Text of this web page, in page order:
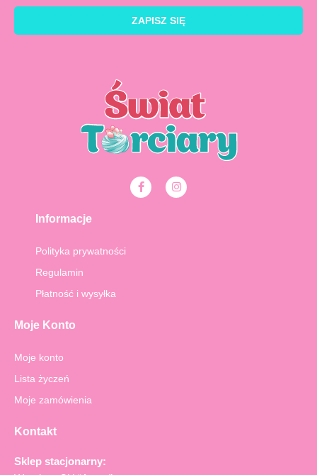
ZAPISZ SIĘ
F
a
I
n
Informacje
Polityka prywatności
Regulamin
Płatność i wysyłka
Moje Konto
Moje konto
Lista życzeń
Moje zamówienia
Kontakt
Sklep stacjonarny: